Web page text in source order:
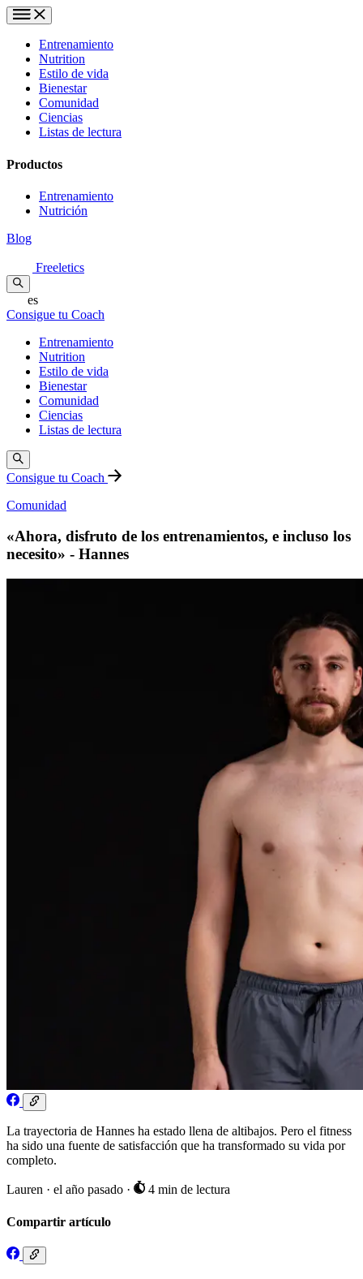
Entrenamiento
Nutrition
Estilo de vida
Bienestar
Comunidad
Ciencias
Listas de lectura
Productos
Entrenamiento
Nutrición
Blog
Freeletics
es
Consigue tu Coach
Entrenamiento
Nutrition
Estilo de vida
Bienestar
Comunidad
Ciencias
Listas de lectura
Consigue tu Coach
Comunidad
«Ahora, disfruto de los entrenamientos, e incluso los
necesito» - Hannes
La trayectoria de Hannes ha estado llena de altibajos. Pero el fitness
ha sido una fuente de satisfacción que ha transformado su vida por
completo.
Lauren · el año pasado · 4 min de lectura
Compartir artículo